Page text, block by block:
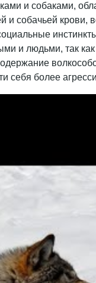
и собаками,
собачьей
и людьми, так
себя более